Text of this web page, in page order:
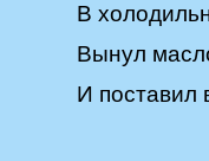
В
Вынул
И поставил